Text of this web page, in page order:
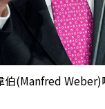
(Manfred